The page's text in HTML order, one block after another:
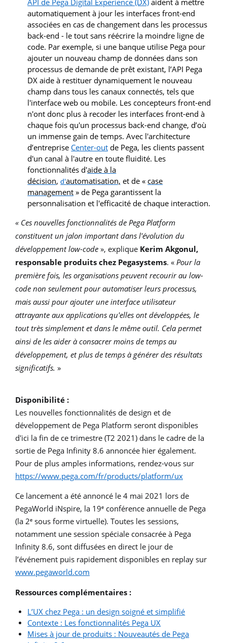
API de Pega Digital Experience (DX) aident à mettre
automatiquement à jour les interfaces front-end
associées en cas de changement dans les processus
back-end - le tout sans réécrire la moindre ligne de
code. Par exemple, si une banque utilise Pega pour
ajouter un nouveau champ de données dans son
processus de demande de prêt existant, l’API Pega
DX aide à restituer dynamiquement le nouveau
champ dans tous les canaux connectés, tels que
l'interface web ou mobile. Les concepteurs front-end
n'ont donc plus à recoder les interfaces front-end à
chaque fois qu'un processus back-end change, d’où
un immense gain de temps. Avec l'architecture
d’entreprise Center-out de Pega, les clients passent
d'un canal à l'autre en toute fluidité. Les
fonctionnalités d'aide à la
décision,d'automatisation, et de « case
management » de Pega garantissent la
personnalisation et l'efficacité de chaque interaction.
« Ces nouvelles fonctionnalités de Pega Platform
constituent un jalon important dans l'évolution du
développement low-code », explique Kerim Akgonul,
responsable produits chez Pegasystems. « Pour la
première fois, les organisations peuvent recourir au low-
code non seulement pour automatiser leurs processus,
mais aussi pour ajouter une interface utilisateur
attrayante aux applications qu'elles ont développées, le
tout très simplement et dans le même outil. Cela permet
ainsi de les aider à consacrer moins de temps au
développement, et plus de temps à générer des résultats
significatifs. »
Disponibilité :
Les nouvelles fonctionnalités de design et de
développement de Pega Platform seront disponibles
d'ici la fin de ce trimestre (T2 2021) dans le cadre de la
sortie de Pega Infinity 8.6 annoncée hier également.
Pour de plus amples informations, rendez-vous sur
https://www.pega.com/fr/products/platform/ux
Ce lancement a été annoncé le 4 mai 2021 lors de
PegaWorld iNspire, la 19e conférence annuelle de Pega
(la 2e sous forme virtuelle). Toutes les sessions,
notamment une session spéciale consacrée à Pega
Infinity 8.6, sont diffusées en direct le jour de
l’événement puis rapidement disponibles en replay sur
www.pegaworld.com
Ressources complémentaires :
L’UX chez Pega : un design soigné et simplifié
Contexte : Les fonctionnalités Pega UX
Mises à jour de produits : Nouveautés de Pega